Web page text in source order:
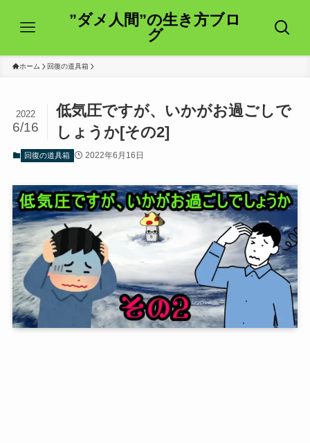
”ダメ人間”の生き方ブロ
グ
ホーム 回復の道具箱
低気圧ですが、いかがお過ごしで
しょうか[その2]
2022
6/16
回復の道具箱 2022年6月16日